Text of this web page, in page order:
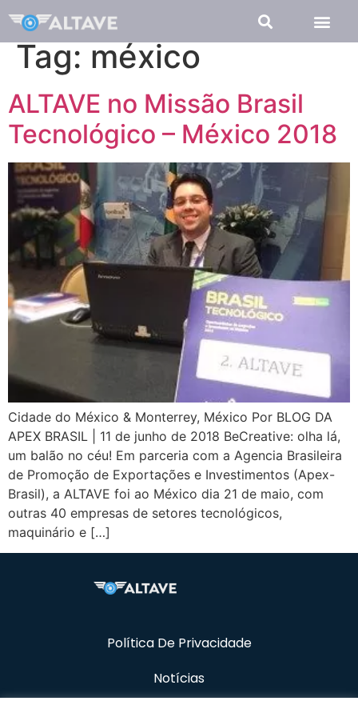
Tag: méxico
ALTAVE no Missão Brasil
Tecnológico – México 2018
Cidade do México & Monterrey, México Por BLOG DA
APEX BRASIL | 11 de junho de 2018 BeCreative: olha lá,
um balão no céu! Em parceria com a Agencia Brasileira
de Promoção de Exportações e Investimentos (Apex-
Brasil), a ALTAVE foi ao México dia 21 de maio, com
outras 40 empresas de setores tecnológicos,
maquinário e […]
Política De Privacidade
Notícias